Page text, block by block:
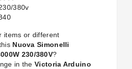
380v
items or different
Nuova Simonelli
230/380V?
in the Victoria Arduino